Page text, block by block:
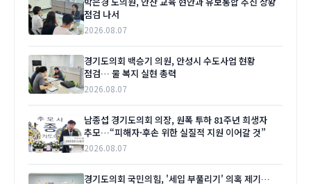
점검 나서
2026.08.07
경기도의회 백승기 의원, 안성시 수도사업 현황
점검… 물 복지 실현 총력
2026.08.07
남종섭 경기도의회 의장, 원폭 투하 81주년 희생자
추모…“피해자·후손 위한 실질적 지원 이어갈 것”
2026.08.07
경기도의회 국민의힘, '세입 부풀리기' 의혹 제기…